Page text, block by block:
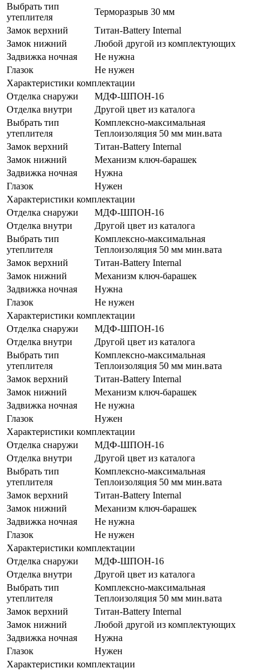
Выбрать тип
утеплителя
Терморазрыв 30 мм
Замок верхний
Титан-Battery Internal
Замок нижний
Любой другой из комплектующих
Задвижка ночная
Не нужна
Глазок
Не нужен
Характеристики комплектации
Отделка снаружи
МДФ-ШПОН-16
Отделка внутри
Другой цвет из каталога
Выбрать тип
утеплителя
Комплексно-максимальная
Теплоизоляция 50 мм мин.вата
Замок верхний
Титан-Battery Internal
Замок нижний
Механизм ключ-барашек
Задвижка ночная
Нужна
Глазок
Нужен
Характеристики комплектации
Отделка снаружи
МДФ-ШПОН-16
Отделка внутри
Другой цвет из каталога
Выбрать тип
утеплителя
Комплексно-максимальная
Теплоизоляция 50 мм мин.вата
Замок верхний
Титан-Battery Internal
Замок нижний
Механизм ключ-барашек
Задвижка ночная
Нужна
Глазок
Не нужен
Характеристики комплектации
Отделка снаружи
МДФ-ШПОН-16
Отделка внутри
Другой цвет из каталога
Выбрать тип
утеплителя
Комплексно-максимальная
Теплоизоляция 50 мм мин.вата
Замок верхний
Титан-Battery Internal
Замок нижний
Механизм ключ-барашек
Задвижка ночная
Не нужна
Глазок
Нужен
Характеристики комплектации
Отделка снаружи
МДФ-ШПОН-16
Отделка внутри
Другой цвет из каталога
Выбрать тип
утеплителя
Комплексно-максимальная
Теплоизоляция 50 мм мин.вата
Замок верхний
Титан-Battery Internal
Замок нижний
Механизм ключ-барашек
Задвижка ночная
Не нужна
Глазок
Не нужен
Характеристики комплектации
Отделка снаружи
МДФ-ШПОН-16
Отделка внутри
Другой цвет из каталога
Выбрать тип
утеплителя
Комплексно-максимальная
Теплоизоляция 50 мм мин.вата
Замок верхний
Титан-Battery Internal
Замок нижний
Любой другой из комплектующих
Задвижка ночная
Нужна
Глазок
Нужен
Характеристики комплектации